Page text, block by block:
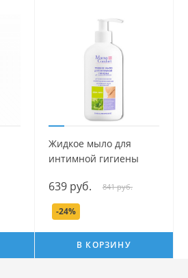
Жидкое мыло для
интимной гигиены
500 мл.
639 руб. 841 руб.
-24%
В КОРЗИНУ